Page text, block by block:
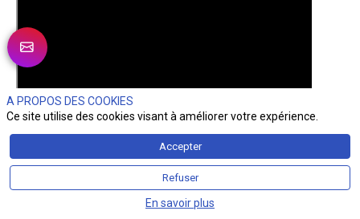
A PROPOS DES COOKIES
Ce site utilise des cookies visant à améliorer votre expérience.
Accepter
Refuser
En savoir plus